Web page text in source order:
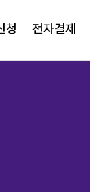
청 전자결제